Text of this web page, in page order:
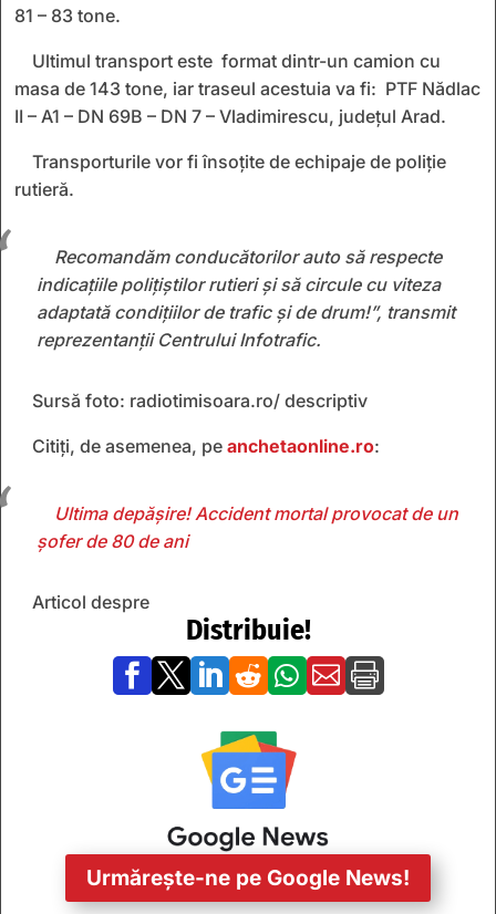
81 – 83 tone.
Ultimul transport este format dintr-un camion cu
masa de 143 tone, iar traseul acestuia va fi: PTF Nădlac
II – A1 – DN 69B – DN 7 – Vladimirescu, județul Arad.
Transporturile vor fi însoțite de echipaje de poliție
rutieră.
Recomandăm conducătorilor auto să respecte
indicațiile polițiștilor rutieri și să circule cu viteza
adaptată condițiilor de trafic și de drum!”, transmit
reprezentanții Centrului Infotrafic.
Sursă foto: radiotimisoara.ro/ descriptiv
Citiți, de asemenea, pe anchetaonline.ro:
Ultima depășire! Accident mortal provocat de un
șofer de 80 de ani
Articol despre
Distribuie!
      
Urmărește-ne pe Google News!